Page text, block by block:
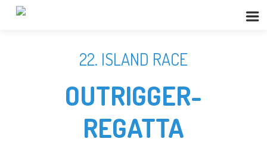
22. ISLAND RACE
OUTRIGGER-
REGATTA